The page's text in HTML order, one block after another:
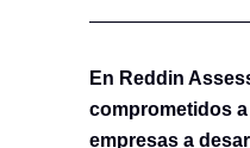
En Reddin
comprometidos
empresas a